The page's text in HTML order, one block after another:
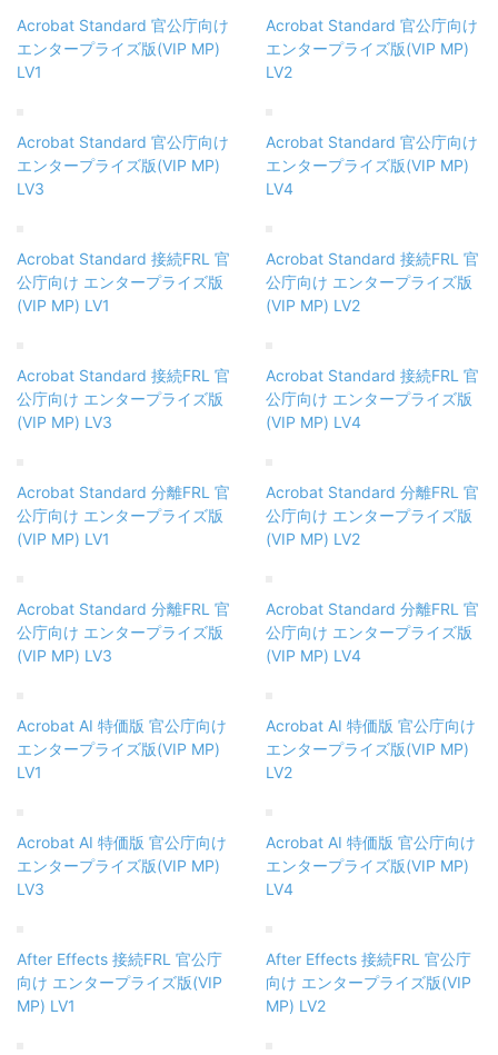
Acrobat Standard 官公庁向け
エンタープライズ版(VIP MP)
LV1
Acrobat Standard 官公庁向け
エンタープライズ版(VIP MP)
LV2
Acrobat Standard 官公庁向け
エンタープライズ版(VIP MP)
LV3
Acrobat Standard 官公庁向け
エンタープライズ版(VIP MP)
LV4
Acrobat Standard 接続FRL 官
公庁向け エンタープライズ版
(VIP MP) LV1
Acrobat Standard 接続FRL 官
公庁向け エンタープライズ版
(VIP MP) LV2
Acrobat Standard 接続FRL 官
公庁向け エンタープライズ版
(VIP MP) LV3
Acrobat Standard 接続FRL 官
公庁向け エンタープライズ版
(VIP MP) LV4
Acrobat Standard 分離FRL 官
公庁向け エンタープライズ版
(VIP MP) LV1
Acrobat Standard 分離FRL 官
公庁向け エンタープライズ版
(VIP MP) LV2
Acrobat Standard 分離FRL 官
公庁向け エンタープライズ版
(VIP MP) LV3
Acrobat Standard 分離FRL 官
公庁向け エンタープライズ版
(VIP MP) LV4
Acrobat AI 特価版 官公庁向け
エンタープライズ版(VIP MP)
LV1
Acrobat AI 特価版 官公庁向け
エンタープライズ版(VIP MP)
LV2
Acrobat AI 特価版 官公庁向け
エンタープライズ版(VIP MP)
LV3
Acrobat AI 特価版 官公庁向け
エンタープライズ版(VIP MP)
LV4
After Effects 接続FRL 官公庁
向け エンタープライズ版(VIP
MP) LV1
After Effects 接続FRL 官公庁
向け エンタープライズ版(VIP
MP) LV2